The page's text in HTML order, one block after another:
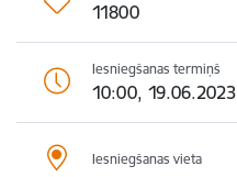
11800
Iesniegšanas termiņš
10:00, 19.06.2023
Iesniegšanas vieta